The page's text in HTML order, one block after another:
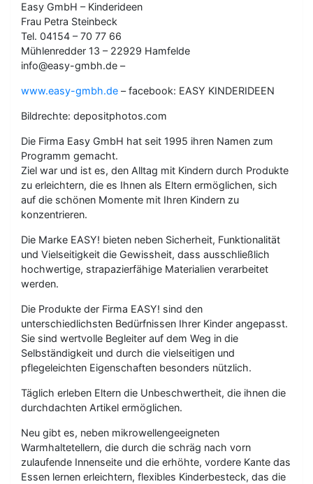
Easy GmbH – Kinderideen
Frau Petra Steinbeck
Tel. 04154 – 70 77 66
Mühlenredder 13 – 22929 Hamfelde
info@easy-gmbh.de –
www.easy-gmbh.de – facebook: EASY KINDERIDEEN
Bildrechte: depositphotos.com
Die Firma Easy GmbH hat seit 1995 ihren Namen zum
Programm gemacht.
Ziel war und ist es, den Alltag mit Kindern durch Produkte
zu erleichtern, die es Ihnen als Eltern ermöglichen, sich
auf die schönen Momente mit Ihren Kindern zu
konzentrieren.
Die Marke EASY! bieten neben Sicherheit, Funktionalität
und Vielseitigkeit die Gewissheit, dass ausschließlich
hochwertige, strapazierfähige Materialien verarbeitet
werden.
Die Produkte der Firma EASY! sind den
unterschiedlichsten Bedürfnissen Ihrer Kinder angepasst.
Sie sind wertvolle Begleiter auf dem Weg in die
Selbständigkeit und durch die vielseitigen und
pflegeleichten Eigenschaften besonders nützlich.
Täglich erleben Eltern die Unbeschwertheit, die ihnen die
durchdachten Artikel ermöglichen.
Neu gibt es, neben mikrowellengeeigneten
Warmhaltetellern, die durch die schräg nach vorn
zulaufende Innenseite und die erhöhte, vordere Kante das
Essen lernen erleichtern, flexibles Kinderbesteck, das die